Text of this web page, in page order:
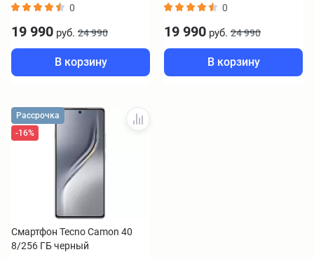
0
19 990 руб. 24 990
В корзину
0
19 990 руб. 24 990
В корзину
Рассрочка
-16%
Смартфон Tecno Camon 40
8/256 ГБ черный